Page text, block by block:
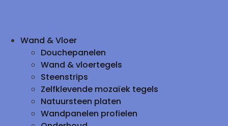
Wand & Vloer
Douchepanelen
Wand & vloertegels
Steenstrips
Zelfklevende mozaïek tegels
Natuursteen platen
Wandpanelen profielen